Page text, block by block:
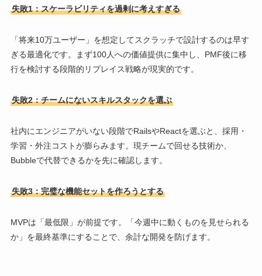
失敗1：スケーラビリティを過剰に考えすぎる
「将来10万ユーザー」を想定してスクラッチで設計するのは早す
ぎる最適化です。まず100人への価値提供に集中し、PMF後に移
行を検討する段階的リプレイス戦略が現実的です。
失敗2：チームにないスキルスタックを選ぶ
社内にエンジニアがいない段階でRailsやReactを選ぶと、採用・
学習・外注コストが膨らみます。現チームで回せる技術か、
Bubbleで代替できるかを先に確認します。
失敗3：完璧な機能セットを作ろうとする
MVPは「最低限」が前提です。「今週中に動くものを見せられる
か」を最終基準にすることで、余計な開発を防げます。